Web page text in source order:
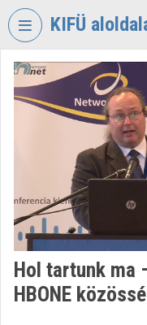
Fejléc kihagyása
KIFÜ
VIDEOTORIUM
KORMÁNYZATI
FEJLESZTÉSI
ÜGYNÖKSÉG
Intézményi kezdőlap
Bejelentkezés
Intézményi felfedezés
Hol tartunk ma
HBONE